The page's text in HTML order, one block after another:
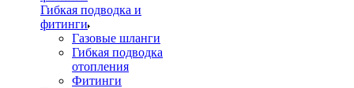
Гибкая подводка и
фитинги
Газовые шланги
Гибкая подводка
отопления
Фитинги